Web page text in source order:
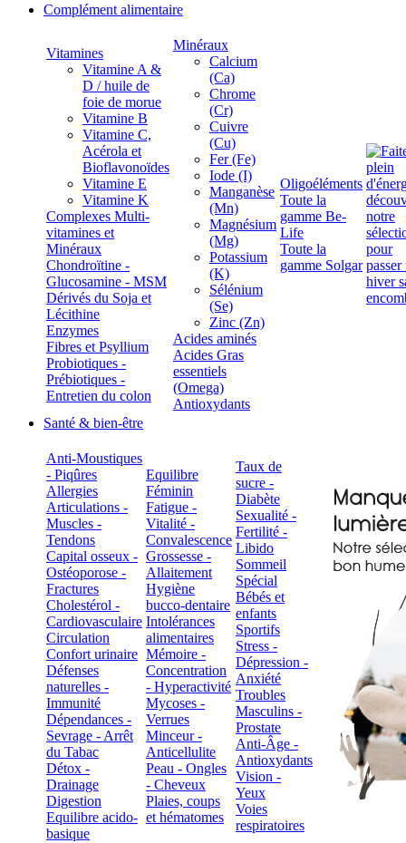
Complément alimentaire
Vitamines
Vitamine A &
D / huile de
foie de morue
Vitamine B
Vitamine C,
Acérola et
Bioflavonoïdes
Vitamine E
Vitamine K
Complexes Multi-
vitamines et
Minéraux
Chondroïtine -
Glucosamine - MSM
Dérivés du Soja et
Lécithine
Enzymes
Fibres et Psyllium
Probiotiques -
Prébiotiques -
Entretien du colon
Minéraux
Calcium
(Ca)
Chrome
(Cr)
Cuivre
(Cu)
Fer (Fe)
Iode (I)
Manganèse
(Mn)
Magnésium
(Mg)
Potassium
(K)
Sélénium
(Se)
Zinc (Zn)
Acides aminés
Acides Gras
essentiels
(Omega)
Antioxydants
Oligoéléments
Toute la
gamme Be-
Life
Toute la
gamme Solgar
Santé & bien-être
Anti-Moustiques
- Piqûres
Allergies
Articulations -
Muscles -
Tendons
Capital osseux -
Ostéoporose -
Fractures
Cholestérol -
Cardiovasculaire
Circulation
Confort urinaire
Défenses
naturelles -
Immunité
Dépendances -
Sevrage - Arrêt
du Tabac
Détox -
Drainage
Digestion
Equilibre acido-
basique
Equilibre
Féminin
Fatigue -
Vitalité -
Convalescence
Grossesse -
Allaitement
Hygiène
bucco-dentaire
Intolérances
alimentaires
Mémoire -
Concentration
- Hyperactivité
Mycoses -
Verrues
Minceur -
Anticellulite
Peau - Ongles
- Cheveux
Plaies, coups
et hématomes
Taux de
sucre -
Diabète
Sexualité -
Fertilité -
Libido
Sommeil
Spécial
Bébés et
enfants
Sportifs
Stress -
Dépression -
Anxiété
Troubles
Masculins -
Prostate
Anti-Âge -
Antioxydants
Vision -
Yeux
Voies
respiratoires